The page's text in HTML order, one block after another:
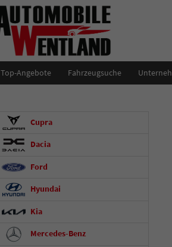
Top-Angebote Fahrzeugsuche
Cupra
Dacia
Ford
Hyundai
Kia
Mercedes-Benz